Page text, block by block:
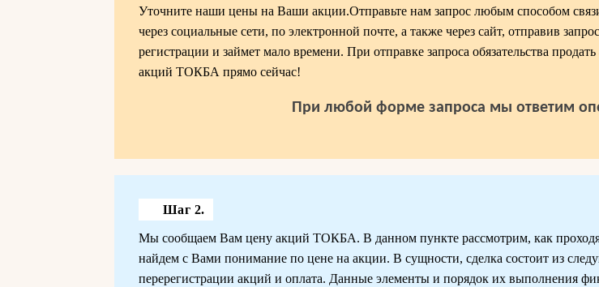
Уточните наши цены на Ваши акции.Отправьте нам запрос любым способом
через социальные сети, по электронной почте, а также через сайт, отправив
регистрации и займет мало времени. При отправке запроса обязательства
акций ТОКБА прямо сейчас!
При любой форме запроса мы ответим
Шаг 2.
Мы сообщаем Вам цену акций ТОКБА. В данном пункте рассмотрим, как
найдем с Вами понимание по цене на акции. В сущности, сделка состоит из
перерегистрации акций и оплата. Данные элементы и порядок их выполнения